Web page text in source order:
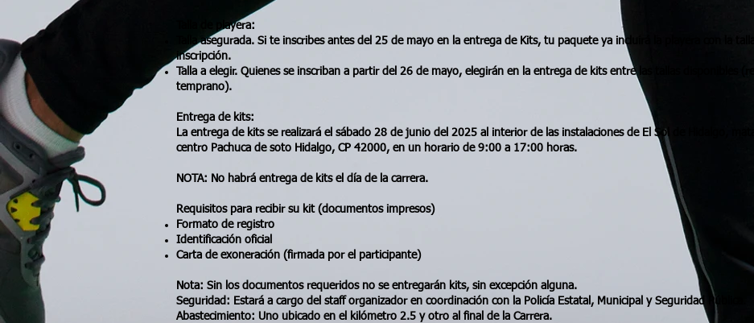
Talla de playera:
Talla asegurada. Si te inscribes antes del 25 de mayo en la entrega de Kits, tu paquete ya incluirá la playera con la
inscripción.
Talla a elegir. Quienes se inscriban a partir del 26 de mayo, elegirán en la entrega de kits entre las tallas disponibles
temprano).
Entrega de kits:
La entrega de kits se realizará el sábado 28 de junio del 2025 al interior de las instalaciones de El Sol de Hidalgo,
centro Pachuca de soto Hidalgo, CP 42000, en un horario de 9:00 a 17:00 horas.
NOTA: No habrá entrega de kits el día de la carrera.
Requisitos para recibir su kit (documentos impresos)
Formato de registro
Identificación oficial
Carta de exoneración (firmada por el participante)
Nota: Sin los documentos requeridos no se entregarán kits, sin excepción alguna.
Seguridad: Estará a cargo del staff organizador en coordinación con la Policía Estatal, Municipal y Seguridad Pública.
Abastecimiento: Uno ubicado en el kilómetro 2.5 y otro al final de la Carrera.